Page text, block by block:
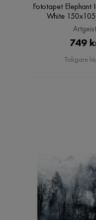
Fototapet Elephant
White
749
Tidigare